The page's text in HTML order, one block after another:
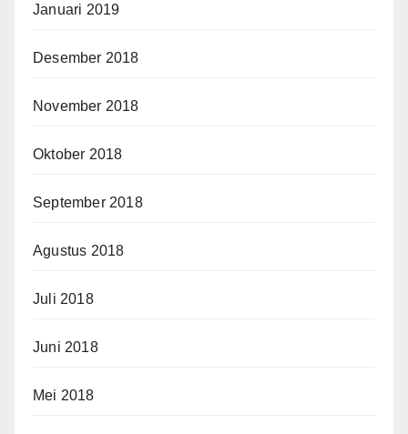
Januari 2019
Desember 2018
November 2018
Oktober 2018
September 2018
Agustus 2018
Juli 2018
Juni 2018
Mei 2018